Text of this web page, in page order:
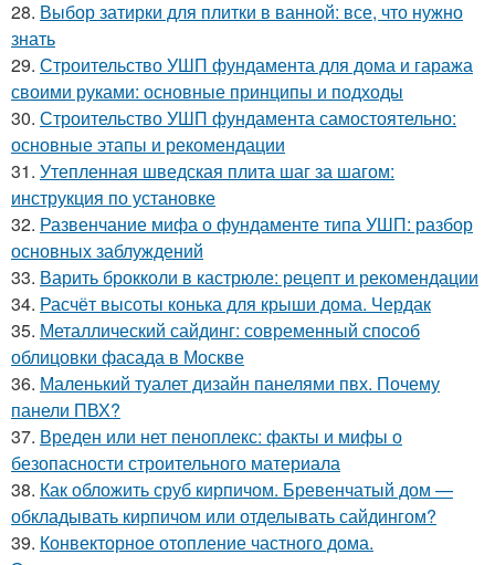
28. Выбор затирки для плитки в ванной: все, что нужно
знать
29. Строительство УШП фундамента для дома и гаража
своими руками: основные принципы и подходы
30. Строительство УШП фундамента самостоятельно:
основные этапы и рекомендации
31. Утепленная шведская плита шаг за шагом:
инструкция по установке
32. Развенчание мифа о фундаменте типа УШП: разбор
основных заблуждений
33. Варить брокколи в кастрюле: рецепт и рекомендации
34. Расчёт высоты конька для крыши дома. Чердак
35. Металлический сайдинг: современный способ
облицовки фасада в Москве
36. Маленький туалет дизайн панелями пвх. Почему
панели ПВХ?
37. Вреден или нет пеноплекс: факты и мифы о
безопасности строительного материала
38. Как обложить сруб кирпичом. Бревенчатый дом —
обкладывать кирпичом или отделывать сайдингом?
39. Конвекторное отопление частного дома.